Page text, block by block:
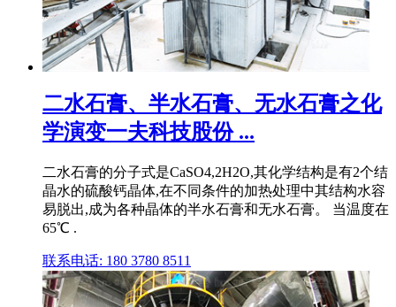
二水石膏、半水石膏、无水石膏之化
学演变一夫科技股份 ...
二水石膏的分子式是CaSO4,2H2O,其化学结构是有2个结
晶水的硫酸钙晶体,在不同条件的加热处理中其结构水容
易脱出,成为各种晶体的半水石膏和无水石膏。 当温度在
65℃ .
联系电话: 180 3780 8511